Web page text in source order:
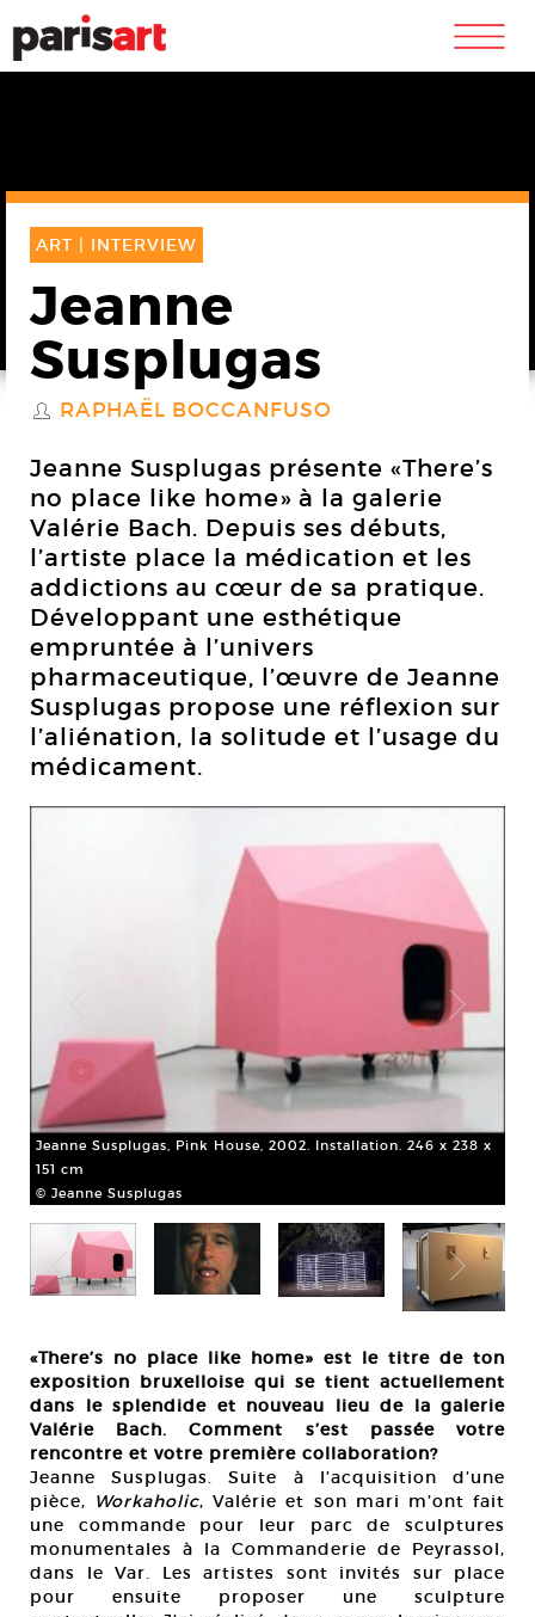
m
ART | INTERVIEW
Jeanne
Susplugas
S RAPHAËL BOCCANFUSO
Jeanne Susplugas présente «There’s
no place like home» à la galerie
Valérie Bach. Depuis ses débuts,
l’artiste place la médication et les
addictions au cœur de sa pratique.
Développant une esthétique
empruntée à l’univers
pharmaceutique, l’œuvre de Jeanne
Susplugas propose une réflexion sur
l’aliénation, la solitude et l’usage du
médicament.
Jeanne Susplugas, Pink House, 2002. Installation. 246 x 238 x
151 cm
© Jeanne Susplugas
«There’s no place like home» est le titre de ton
exposition bruxelloise qui se tient actuellement
dans le splendide et nouveau lieu de la galerie
Valérie Bach. Comment s’est passée votre
rencontre et votre première collaboration?
Jeanne Susplugas. Suite à l’acquisition d’une
pièce, Workaholic, Valérie et son mari m’ont fait
une commande pour leur parc de sculptures
monumentales à la Commanderie de Peyrassol,
dans le Var. Les artistes sont invités sur place
pour ensuite proposer une sculpture